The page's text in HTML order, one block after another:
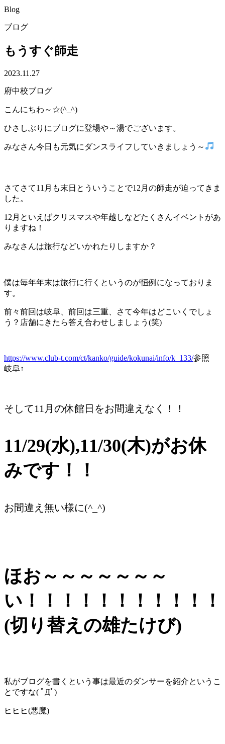
Blog
ブログ
もうすぐ師走
2023.11.27
府中校ブログ
こんにちわ～☆(^_^)
ひさしぶりにブログに登場や～湯でございます。
みなさん今日も元気にダンスライフしていきましょう～
さてさて11月も末日とういうことで12月の師走が迫ってきま
した。
12月といえばクリスマスや年越しなどたくさんイベントがあ
りますね！
みなさんは旅行などいかれたりしますか？
僕は毎年年末は旅行に行くというのが恒例になっておりま
す。
前々前回は岐阜、前回は三重、さて今年はどこいくでしょ
う？店舗にきたら答え合わせしましょう(笑)
https://www.club-t.com/ct/kanko/guide/kokunai/info/k_133/参照
岐阜↑
そして11月の休館日をお間違えなく！！
11/29(水),11/30(木)がお休
みです！！
お間違え無い様に(^_^)
ほお～～～～～～～
い！！！！！！！！！！！
(切り替えの雄たけび)
私がブログを書くという事は最近のダンサーを紹介というこ
とですな( ﾟДﾟ)
ヒヒヒ(悪魔)